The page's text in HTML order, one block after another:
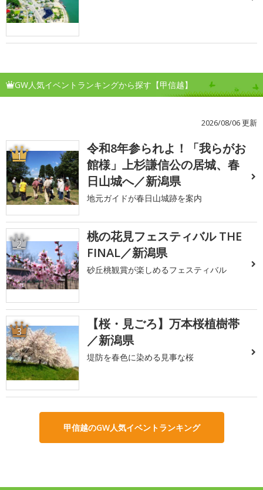
GW人気イベントランキングから探す【甲信越】
2026/08/06 更新
1
令和8年参られよ！「我らがお
館様」上杉謙信公の居城、春
日山城へ／新潟県
地元ガイドが春日山城跡を案内
2
桃の花見フェスティバル THE
FINAL／新潟県
砂丘桃観賞が楽しめるフェスティバル
3
【桜・見ごろ】万本桜植樹帯
／新潟県
堤防を春色に染める見事な桜
甲信越のGW人気イベントランキング